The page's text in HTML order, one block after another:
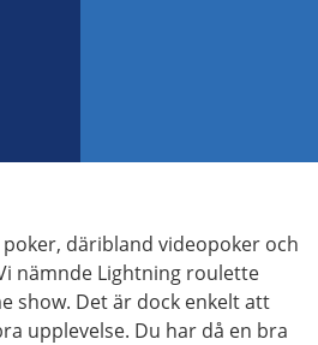
däribland videopoker och
nämnde Lightning roulette
show. Det är dock enkelt att
upplevelse. Du har då en bra